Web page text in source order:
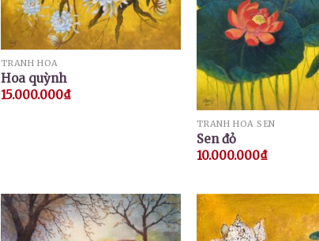
TRANH HOA
Hoa quỳnh
15.000.000₫
TRANH HOA SEN
Sen đỏ
10.000.000₫